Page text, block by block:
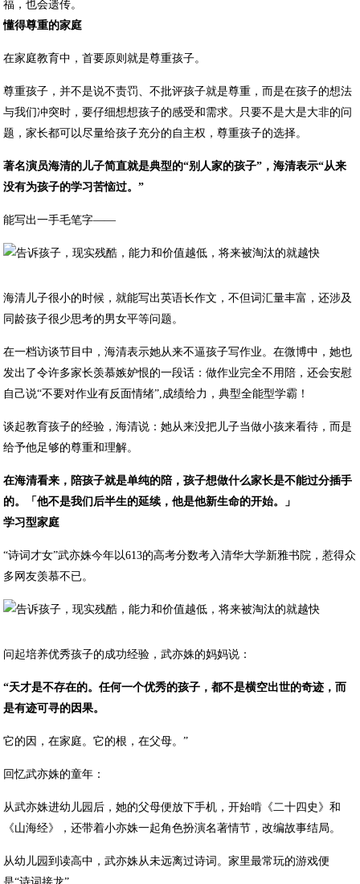
福，也会遗传。
懂得尊重的家庭
在家庭教育中，首要原则就是尊重孩子。
尊重孩子，并不是说不责罚、不批评孩子就是尊重，而是在孩子的想法
与我们冲突时，要仔细想想孩子的感受和需求。只要不是大是大非的问
题，家长都可以尽量给孩子充分的自主权，尊重孩子的选择。
著名演员海清的儿子简直就是典型的“别人家的孩子”，海清表示“从来
没有为孩子的学习苦恼过。”
能写出一手毛笔字——
海清儿子很小的时候，就能写出英语长作文，不但词汇量丰富，还涉及
同龄孩子很少思考的男女平等问题。
在一档访谈节目中，海清表示她从来不逼孩子写作业。在微博中，她也
发出了令许多家长羡慕嫉妒恨的一段话：做作业完全不用陪，还会安慰
自己说“不要对作业有反面情绪”,成绩给力，典型全能型学霸！
谈起教育孩子的经验，海清说：她从来没把儿子当做小孩来看待，而是
给予他足够的尊重和理解。
在海清看来，陪孩子就是单纯的陪，孩子想做什么家长是不能过分插手
的。「他不是我们后半生的延续，他是他新生命的开始。」
学习型家庭
“诗词才女”武亦姝今年以613的高考分数考入清华大学新雅书院，惹得众
多网友羡慕不已。
问起培养优秀孩子的成功经验，武亦姝的妈妈说：
“天才是不存在的。任何一个优秀的孩子，都不是横空出世的奇迹，而
是有迹可寻的因果。
它的因，在家庭。它的根，在父母。”
回忆武亦姝的童年：
从武亦姝进幼儿园后，她的父母便放下手机，开始啃《二十四史》和
《山海经》，还带着小亦姝一起角色扮演名著情节，改编故事结局。
从幼儿园到读高中，武亦姝从未远离过诗词。家里最常玩的游戏便